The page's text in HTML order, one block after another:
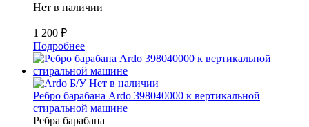
Нет в наличии
1 200 ₽
Подробнее
Б/У Нет в наличии
Ребро барабана Ardo 398040000 к вертикальной
стиральной машине
Ребра барабана